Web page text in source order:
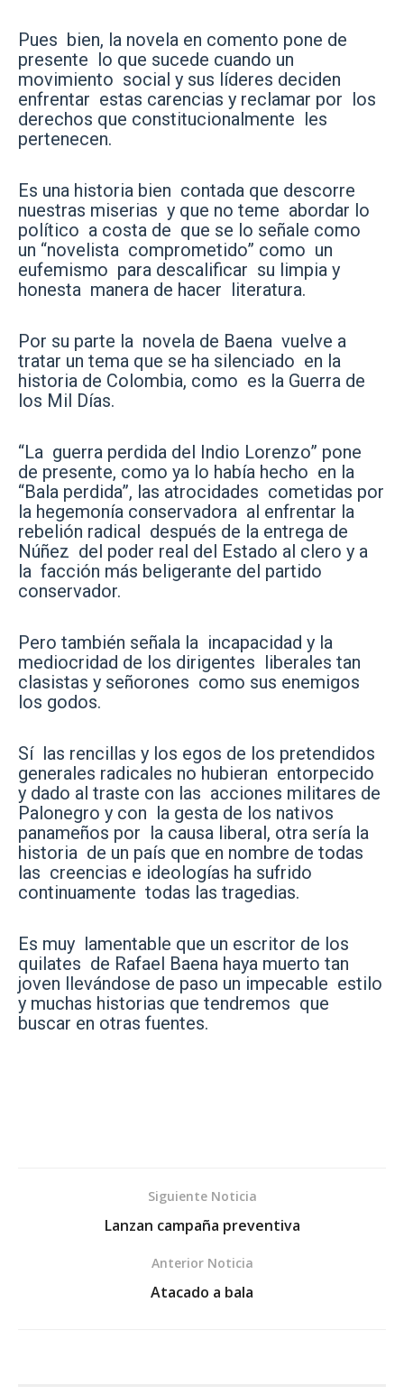
Pues bien, la novela en comento pone de
presente lo que sucede cuando un
movimiento social y sus líderes deciden
enfrentar estas carencias y reclamar por los
derechos que constitucionalmente les
pertenecen.
Es una historia bien contada que descorre
nuestras miserias y que no teme abordar lo
político a costa de que se lo señale como
un “novelista comprometido” como un
eufemismo para descalificar su limpia y
honesta manera de hacer literatura.
Por su parte la novela de Baena vuelve a
tratar un tema que se ha silenciado en la
historia de Colombia, como es la Guerra de
los Mil Días.
“La guerra perdida del Indio Lorenzo” pone
de presente, como ya lo había hecho en la
“Bala perdida”, las atrocidades cometidas por
la hegemonía conservadora al enfrentar la
rebelión radical después de la entrega de
Núñez del poder real del Estado al clero y a
la facción más beligerante del partido
conservador.
Pero también señala la incapacidad y la
mediocridad de los dirigentes liberales tan
clasistas y señorones como sus enemigos
los godos.
Sí las rencillas y los egos de los pretendidos
generales radicales no hubieran entorpecido
y dado al traste con las acciones militares de
Palonegro y con la gesta de los nativos
panameños por la causa liberal, otra sería la
historia de un país que en nombre de todas
las creencias e ideologías ha sufrido
continuamente todas las tragedias.
Es muy lamentable que un escritor de los
quilates de Rafael Baena haya muerto tan
joven llevándose de paso un impecable estilo
y muchas historias que tendremos que
buscar en otras fuentes.
Siguiente Noticia
Lanzan campaña preventiva
Anterior Noticia
Atacado a bala